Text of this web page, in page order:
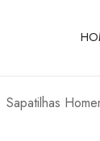
Sapatilhas